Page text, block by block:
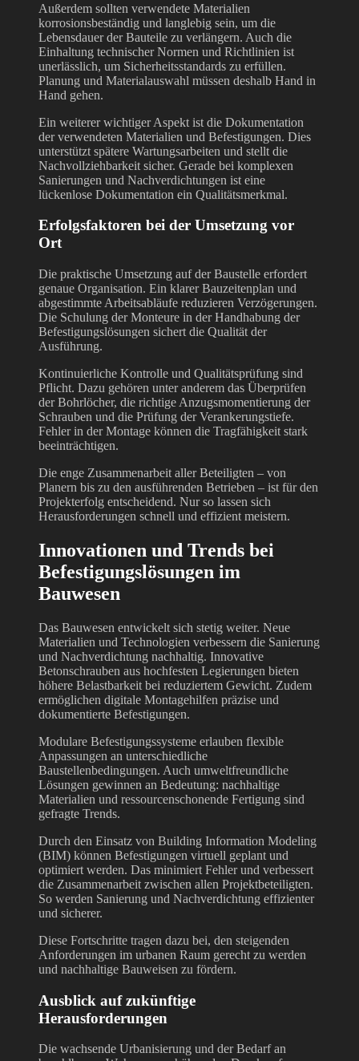
Außerdem sollten verwendete Materialien
korrosionsbeständig und langlebig sein, um die
Lebensdauer der Bauteile zu verlängern. Auch die
Einhaltung technischer Normen und Richtlinien ist
unerlässlich, um Sicherheitsstandards zu erfüllen.
Planung und Materialauswahl müssen deshalb Hand in
Hand gehen.
Ein weiterer wichtiger Aspekt ist die Dokumentation
der verwendeten Materialien und Befestigungen. Dies
unterstützt spätere Wartungsarbeiten und stellt die
Nachvollziehbarkeit sicher. Gerade bei komplexen
Sanierungen und Nachverdichtungen ist eine
lückenlose Dokumentation ein Qualitätsmerkmal.
Erfolgsfaktoren bei der Umsetzung vor
Ort
Die praktische Umsetzung auf der Baustelle erfordert
genaue Organisation. Ein klarer Bauzeitenplan und
abgestimmte Arbeitsabläufe reduzieren Verzögerungen.
Die Schulung der Monteure in der Handhabung der
Befestigungslösungen sichert die Qualität der
Ausführung.
Kontinuierliche Kontrolle und Qualitätsprüfung sind
Pflicht. Dazu gehören unter anderem das Überprüfen
der Bohrlöcher, die richtige Anzugsmomentierung der
Schrauben und die Prüfung der Verankerungstiefe.
Fehler in der Montage können die Tragfähigkeit stark
beeinträchtigen.
Die enge Zusammenarbeit aller Beteiligten – von
Planern bis zu den ausführenden Betrieben – ist für den
Projekterfolg entscheidend. Nur so lassen sich
Herausforderungen schnell und effizient meistern.
Innovationen und Trends bei
Befestigungslösungen im
Bauwesen
Das Bauwesen entwickelt sich stetig weiter. Neue
Materialien und Technologien verbessern die Sanierung
und Nachverdichtung nachhaltig. Innovative
Betonschrauben aus hochfesten Legierungen bieten
höhere Belastbarkeit bei reduziertem Gewicht. Zudem
ermöglichen digitale Montagehilfen präzise und
dokumentierte Befestigungen.
Modulare Befestigungssysteme erlauben flexible
Anpassungen an unterschiedliche
Baustellenbedingungen. Auch umweltfreundliche
Lösungen gewinnen an Bedeutung: nachhaltige
Materialien und ressourcenschonende Fertigung sind
gefragte Trends.
Durch den Einsatz von Building Information Modeling
(BIM) können Befestigungen virtuell geplant und
optimiert werden. Das minimiert Fehler und verbessert
die Zusammenarbeit zwischen allen Projektbeteiligten.
So werden Sanierung und Nachverdichtung effizienter
und sicherer.
Diese Fortschritte tragen dazu bei, den steigenden
Anforderungen im urbanen Raum gerecht zu werden
und nachhaltige Bauweisen zu fördern.
Ausblick auf zukünftige
Herausforderungen
Die wachsende Urbanisierung und der Bedarf an